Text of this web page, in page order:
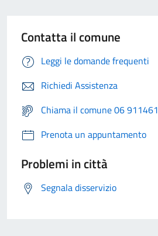
Contatta il comune
Leggi le domande frequenti
Richiedi Assistenza
Chiama il comune 06 911461
Prenota un appuntamento
Problemi in città
Segnala disservizio